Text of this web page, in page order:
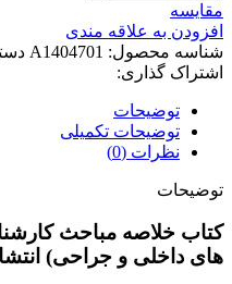
مقايسه
افزودن به علاقه مندی
شناسه محصول: A1404701
اشتراک گذاری:
توضیحات
توضیحات تکمیلی
نظرات (0)
توضیحات
کتاب خلاصه مباحث
های داخلی و جراحی)